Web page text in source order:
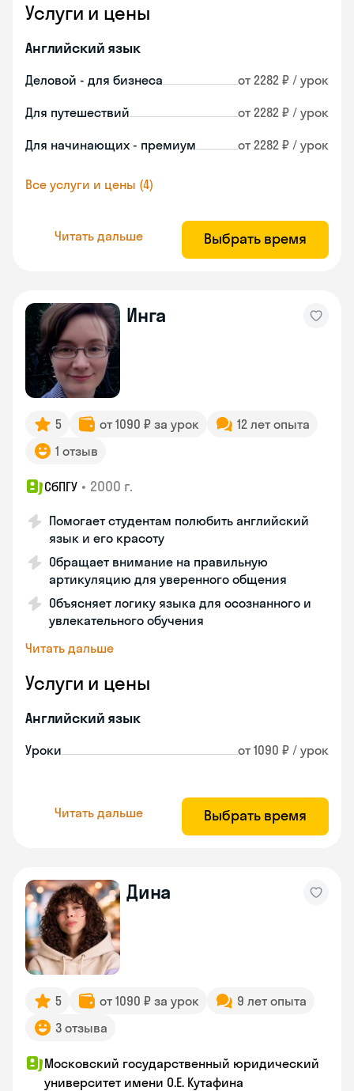
Услуги и цены
Английский язык
Деловой - для бизнеса от 2282 ₽ / урок
Для путешествий от 2282 ₽ / урок
Для начинающих - премиум от 2282 ₽ / урок
Все услуги и цены (4)
Читать дальше Выбрать время
Инга
5 от 1090 ₽ за урок
12 лет опыта
1 отзыв
СбПГУ • 2000 г.
Помогает студентам полюбить английский
язык и его красоту
Обращает внимание на правильную
артикуляцию для уверенного общения
Объясняет логику языка для осознанного и
увлекательного обучения
Читать дальше
Услуги и цены
Английский язык
Уроки от 1090 ₽ / урок
Читать дальше Выбрать время
Дина
5 от 1090 ₽ за урок
9 лет опыта
3 отзыва
Московский государственный юридический
университет имени О.Е. Кутафина